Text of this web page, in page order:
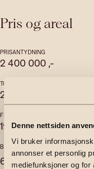
Denne nettsiden
Vi bruker
annonser et personlig
mediefunksjoner og
Pris og areal
PRISANTYDNING
2 400 000,-
TOTALPRIS
2 595 184
FELLESGJELD
194 094 ,-
BRUKSAREAL
64 m2